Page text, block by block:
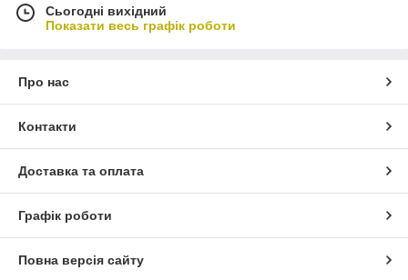
Сьогодні вихідний
Показати весь графік роботи
Про нас
Контакти
Доставка та оплата
Графік роботи
Повна версія сайту